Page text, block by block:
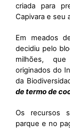
criada para
Capivara e seu
Em meados
decidiu pelo
milhões,
originados do
da
de termo de
Os recursos
parque e no